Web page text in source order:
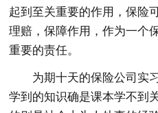
起到至关重要的作用，保险
理赔，保障作用，作为一个
重要的责任。
为期十天的保险公司实
学到的知识确是课本学不到